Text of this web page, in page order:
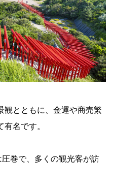
観とともに、金運や商売繁
名です。
巻で、多くの観光客が訪